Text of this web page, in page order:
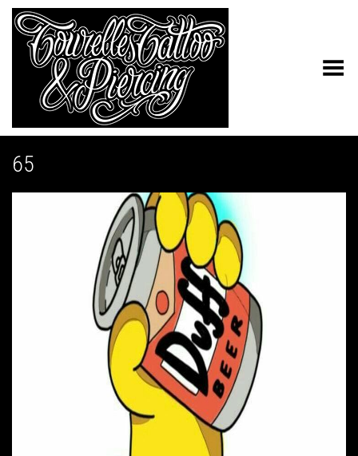
Toggle Menu
65